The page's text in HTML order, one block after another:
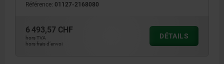
Référence: 01127-2168080
6 493,57 CHF
hors TVA
hors frais d’envoi
DÉTAILS